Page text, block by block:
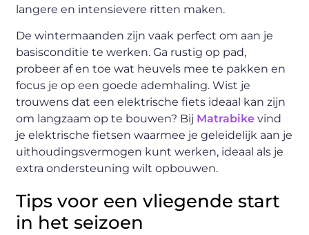
langere en intensievere ritten maken.
De wintermaanden zijn vaak perfect om aan je
basisconditie te werken. Ga rustig op pad,
probeer af en toe wat heuvels mee te pakken en
focus je op een goede ademhaling. Wist je
trouwens dat een elektrische fiets ideaal kan zijn
om langzaam op te bouwen? Bij Matrabike vind
je elektrische fietsen waarmee je geleidelijk aan je
uithoudingsvermogen kunt werken, ideaal als je
extra ondersteuning wilt opbouwen.
Tips voor een vliegende start
in het seizoen